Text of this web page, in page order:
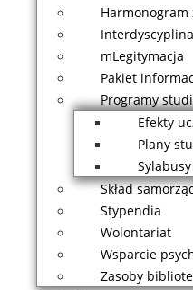
Harmonogram
mLegitymacja
Pakiet
Programy
Efekty
Plany
Sylabusy
Skład
Stypendia
Wolontariat
Wsparcie
Zasoby